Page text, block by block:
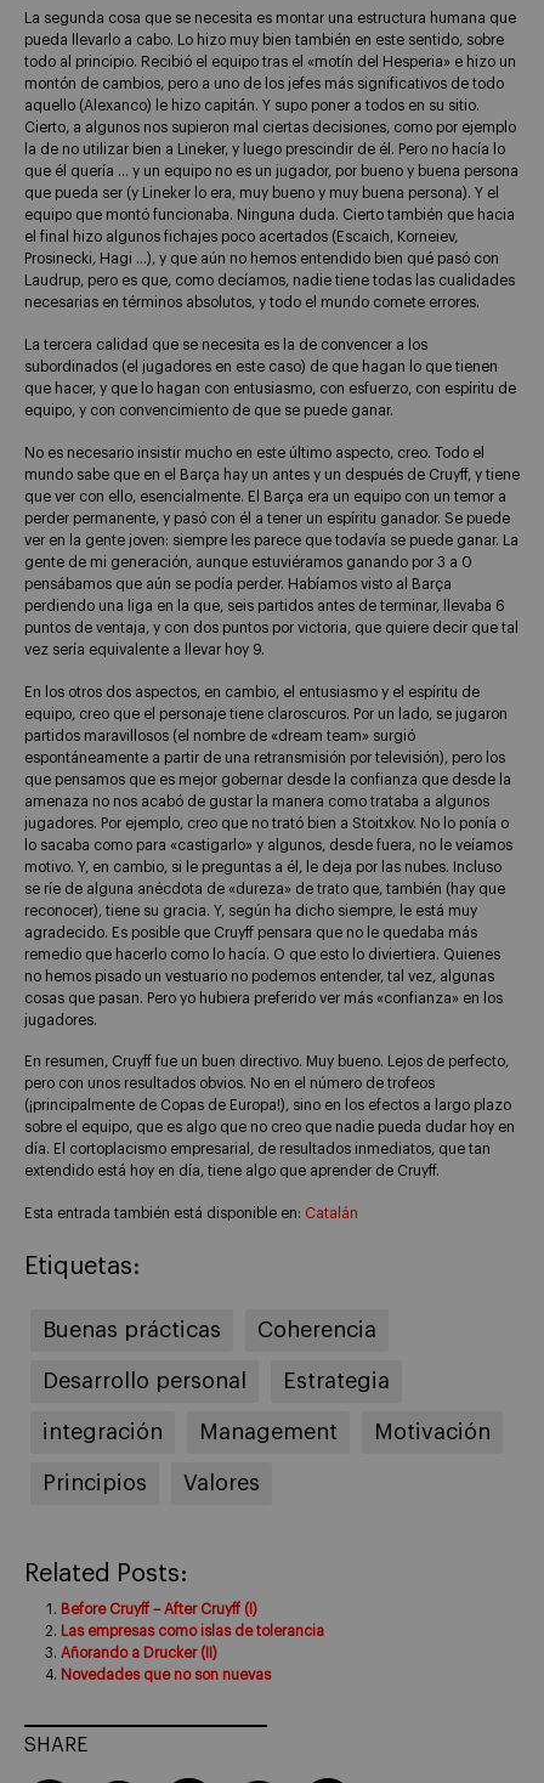
La segunda cosa que se necesita es montar una estructura humana que
pueda llevarlo a cabo. Lo hizo muy bien también en este sentido, sobre
todo al principio. Recibió el equipo tras el «motín del Hesperia» e hizo un
montón de cambios, pero a uno de los jefes más significativos de todo
aquello (Alexanco) le hizo capitán. Y supo poner a todos en su sitio.
Cierto, a algunos nos supieron mal ciertas decisiones, como por ejemplo
la de no utilizar bien a Lineker, y luego prescindir de él. Pero no hacía lo
que él quería … y un equipo no es un jugador, por bueno y buena persona
que pueda ser (y Lineker lo era, muy bueno y muy buena persona). Y el
equipo que montó funcionaba. Ninguna duda. Cierto también que hacia
el final hizo algunos fichajes poco acertados (Escaich, Korneiev,
Prosinecki, Hagi …), y que aún no hemos entendido bien qué pasó con
Laudrup, pero es que, como decíamos, nadie tiene todas las cualidades
necesarias en términos absolutos, y todo el mundo comete errores.
La tercera calidad que se necesita es la de convencer a los
subordinados (el jugadores en este caso) de que hagan lo que tienen
que hacer, y que lo hagan con entusiasmo, con esfuerzo, con espíritu de
equipo, y con convencimiento de que se puede ganar.
No es necesario insistir mucho en este último aspecto, creo. Todo el
mundo sabe que en el Barça hay un antes y un después de Cruyff, y tiene
que ver con ello, esencialmente. El Barça era un equipo con un temor a
perder permanente, y pasó con él a tener un espíritu ganador. Se puede
ver en la gente joven: siempre les parece que todavía se puede ganar. La
gente de mi generación, aunque estuviéramos ganando por 3 a 0
pensábamos que aún se podía perder. Habíamos visto al Barça
perdiendo una liga en la que, seis partidos antes de terminar, llevaba 6
puntos de ventaja, y con dos puntos por victoria, que quiere decir que tal
vez sería equivalente a llevar hoy 9.
En los otros dos aspectos, en cambio, el entusiasmo y el espíritu de
equipo, creo que el personaje tiene claroscuros. Por un lado, se jugaron
partidos maravillosos (el nombre de «dream team» surgió
espontáneamente a partir de una retransmisión por televisión), pero los
que pensamos que es mejor gobernar desde la confianza que desde la
amenaza no nos acabó de gustar la manera como trataba a algunos
jugadores. Por ejemplo, creo que no trató bien a Stoitxkov. No lo ponía o
lo sacaba como para «castigarlo» y algunos, desde fuera, no le veíamos
motivo. Y, en cambio, si le preguntas a él, le deja por las nubes. Incluso
se ríe de alguna anécdota de «dureza» de trato que, también (hay que
reconocer), tiene su gracia. Y, según ha dicho siempre, le está muy
agradecido. Es posible que Cruyff pensara que no le quedaba más
remedio que hacerlo como lo hacía. O que esto lo diviertiera. Quienes
no hemos pisado un vestuario no podemos entender, tal vez, algunas
cosas que pasan. Pero yo hubiera preferido ver más «confianza» en los
jugadores.
En resumen, Cruyff fue un buen directivo. Muy bueno. Lejos de perfecto,
pero con unos resultados obvios. No en el número de trofeos
(¡principalmente de Copas de Europa!), sino en los efectos a largo plazo
sobre el equipo, que es algo que no creo que nadie pueda dudar hoy en
día. El cortoplacismo empresarial, de resultados inmediatos, que tan
extendido está hoy en día, tiene algo que aprender de Cruyff.
Esta entrada también está disponible en: Catalán
Etiquetas:
Buenas prácticas Coherencia
Desarrollo personal Estrategia
integración Management Motivación
Principios Valores
Related Posts:
Before Cruyff – After Cruyff (I)
Las empresas como islas de tolerancia
Añorando a Drucker (II)
Novedades que no son nuevas
SHARE